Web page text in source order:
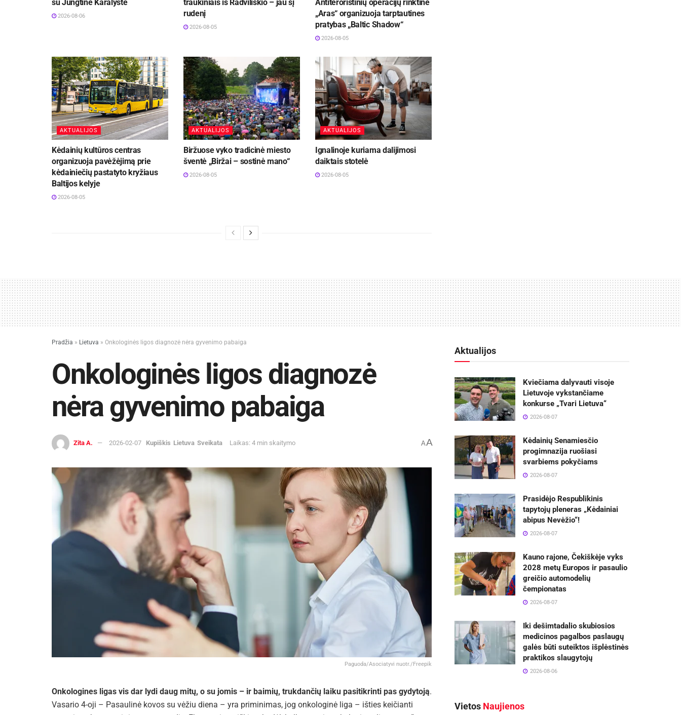
su Jungtine Karalyste
2026-08-06
traukiniais iš Radviliškio – jau šį
rudenį
2026-08-05
Antiteroristinių operacijų rinktinė
„Aras“ organizuoja tarptautines
pratybas „Baltic Shadow“
2026-08-05
AKTUALIJOS
Kėdainių kultūros centras
organizuoja pavėžėjimą prie
kėdainiečių pastatyto kryžiaus
Baltijos kelyje
2026-08-05
AKTUALIJOS
Biržuose vyko tradicinė miesto
šventė „Biržai – sostinė mano“
2026-08-05
AKTUALIJOS
Ignalinoje kuriama dalijimosi
daiktais stotelė
2026-08-05
Pradžia » Lietuva » Onkologinės ligos diagnozė nėra gyvenimo pabaiga
Onkologinės ligos diagnozė
nėra gyvenimo pabaiga
Zita A. 2026-02-07 Kupiškis Lietuva Sveikata Laikas: 4 min skaitymo AA
Paguoda/Asociatyvi nuotr./Freepik
Onkologines ligas vis dar lydi daug mitų, o su jomis – ir baimių, trukdančių laiku pasitikrinti pas gydytoją.
Vasario 4-oji – Pasaulinė kovos su vėžiu diena – yra priminimas, jog onkologinė liga – išties keičianti
Aktualijos
Kviečiama dalyvauti visoje
Lietuvoje vykstančiame
konkurse „Tvari Lietuva“
2026-08-07
Kėdainių Senamiesčio
progimnazija ruošiasi
svarbiems pokyčiams
2026-08-07
Prasidėjo Respublikinis
tapytojų pleneras „Kėdainiai
abipus Nevėžio“!
2026-08-07
Kauno rajone, Čekiškėje vyks
2028 metų Europos ir pasaulio
greičio automodelių
čempionatas
2026-08-07
Iki dešimtadalio skubiosios
medicinos pagalbos paslaugų
galės būti suteiktos išplėstinės
praktikos slaugytojų
2026-08-06
Vietos Naujienos